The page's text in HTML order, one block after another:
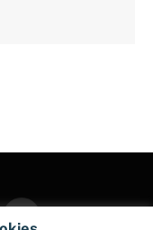
Pinterest